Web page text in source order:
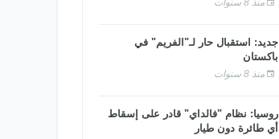
منذ 8 سنوات
جديد: استقبال حار لـ"الفريم" في
باكستان
منذ 8 سنوات
روسيا: نظام "فالداي" قادر على إسقاط
أي طائرة دون طيار